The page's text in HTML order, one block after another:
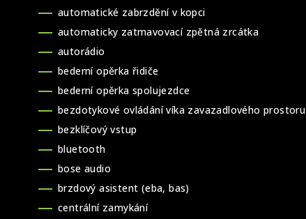
automatické zabrzdění v kopci
automaticky zatmavovací zpětná zrcátka
autorádio
bederní opěrka řidiče
bederní opěrka spolujezdce
bezdotykové ovládání víka zavazadlového prostoru
bezklíčový vstup
bluetooth
bose audio
brzdový asistent (eba, bas)
centrální zamykání